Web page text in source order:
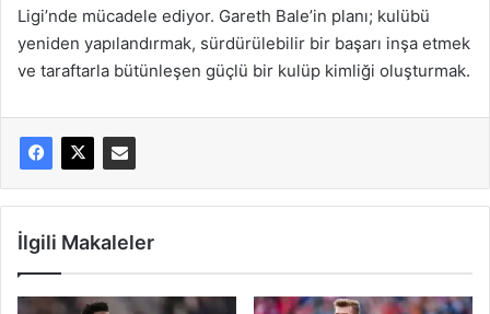
Ligi’nde mücadele ediyor. Gareth Bale’in planı; kulübü
yeniden yapılandırmak, sürdürülebilir bir başarı inşa etmek
ve taraftarla bütünleşen güçlü bir kulüp kimliği oluşturmak.
İlgili Makaleler